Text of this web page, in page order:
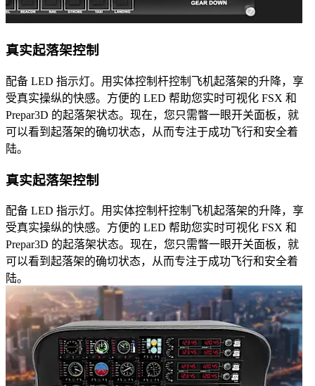
真实起落架控制
配备 LED 指示灯。用实体控制杆控制飞机起落架的升降，享
受真实操纵的快感。方便的 LED 帮助您实时可视化 FSX 和
Prepar3D 的起落架状态。现在，您只需瞥一眼开关面板，就
可以看到起落架的确切状态，从而专注于成功飞行和安全着
陆。
真实起落架控制
配备 LED 指示灯。用实体控制杆控制飞机起落架的升降，享
受真实操纵的快感。方便的 LED 帮助您实时可视化 FSX 和
Prepar3D 的起落架状态。现在，您只需瞥一眼开关面板，就
可以看到起落架的确切状态，从而专注于成功飞行和安全着
陆。